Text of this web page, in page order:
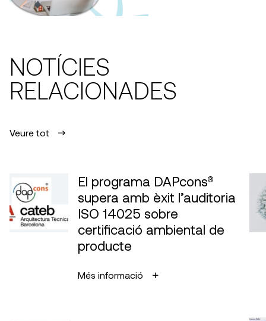
NOTÍCIES
RELACIONADES
Veure tot
El programa DAPcons®
supera amb èxit l’auditoria
ISO 14025 sobre
certificació ambiental de
producte
Més informació